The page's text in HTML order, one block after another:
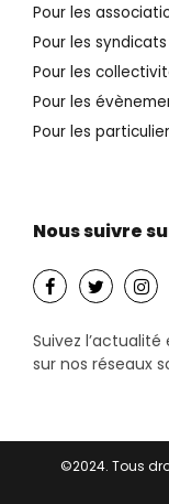
Pour les
Pour les
Pour les
Pour les
Pour les
Nous suivre
Suivez
sur nos réseaux
©2024. Tous